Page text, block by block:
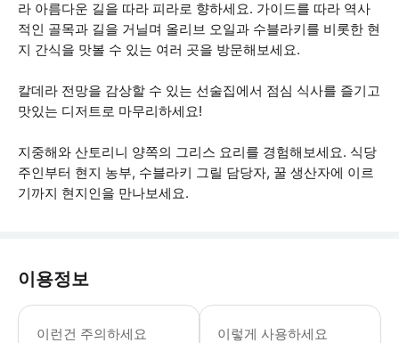
라 아름다운 길을 따라 피라로 향하세요. 가이드를 따라 역사
적인 골목과 길을 거닐며 올리브 오일과 수블라키를 비롯한 현
지 간식을 맛볼 수 있는 여러 곳을 방문해보세요.
칼데라 전망을 감상할 수 있는 선술집에서 점심 식사를 즐기고
맛있는 디저트로 마무리하세요!
지중해와 산토리니 양쪽의 그리스 요리를 경험해보세요. 식당
주인부터 현지 농부, 수블라키 그릴 담당자, 꿀 생산자에 이르
기까지 현지인을 만나보세요.
이용정보
이런건 주의하세요
도보 거리는 고르지 않은 표면에서
이렇게 사용하세요